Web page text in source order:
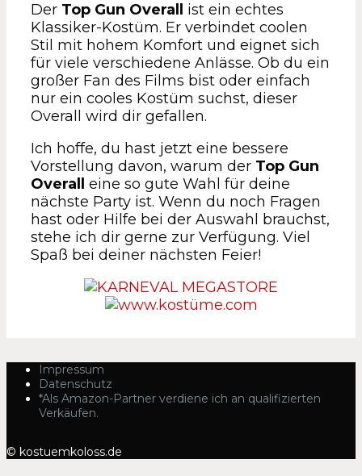
Der Top Gun Overall
ist ein echtes
Klassiker-Kostüm. Er verbindet coolen
Stil mit hohem Komfort und eignet sich
für viele verschiedene Anlässe. Ob du ein
großer Fan des Films bist oder einfach
nur ein cooles Kostüm suchst, dieser
Overall wird dir gefallen.
Ich hoffe, du hast jetzt eine bessere
Vorstellung davon, warum der Top Gun
Overall
eine so gute Wahl für deine
nächste Party ist. Wenn du noch Fragen
hast oder Hilfe bei der Auswahl brauchst,
stehe ich dir gerne zur Verfügung. Viel
Spaß bei deiner nächsten Feier!
Impressum
Datenschutz
*Als Amazon-Partner verdiene ich an qualifizierten
Verkäufen.
© kostuemkoloss.de